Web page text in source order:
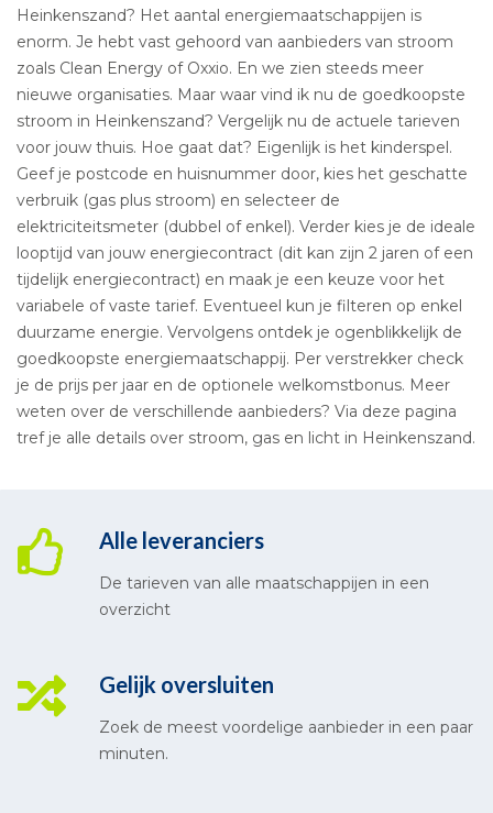
Heinkenszand? Het aantal energiemaatschappijen is
enorm. Je hebt vast gehoord van aanbieders van stroom
zoals Clean Energy of Oxxio. En we zien steeds meer
nieuwe organisaties. Maar waar vind ik nu de goedkoopste
stroom in Heinkenszand? Vergelijk nu de actuele tarieven
voor jouw thuis. Hoe gaat dat? Eigenlijk is het kinderspel.
Geef je postcode en huisnummer door, kies het geschatte
verbruik (gas plus stroom) en selecteer de
elektriciteitsmeter (dubbel of enkel). Verder kies je de ideale
looptijd van jouw energiecontract (dit kan zijn 2 jaren of een
tijdelijk energiecontract) en maak je een keuze voor het
variabele of vaste tarief. Eventueel kun je filteren op enkel
duurzame energie. Vervolgens ontdek je ogenblikkelijk de
goedkoopste energiemaatschappij. Per verstrekker check
je de prijs per jaar en de optionele welkomstbonus. Meer
weten over de verschillende aanbieders? Via deze pagina
tref je alle details over stroom, gas en licht in Heinkenszand.
Alle leveranciers
De tarieven van alle maatschappijen in een
overzicht
Gelijk oversluiten
Zoek de meest voordelige aanbieder in een paar
minuten.